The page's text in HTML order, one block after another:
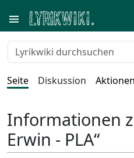
Seite Diskussion Aktionen
Informationen
Erwin - PLA“